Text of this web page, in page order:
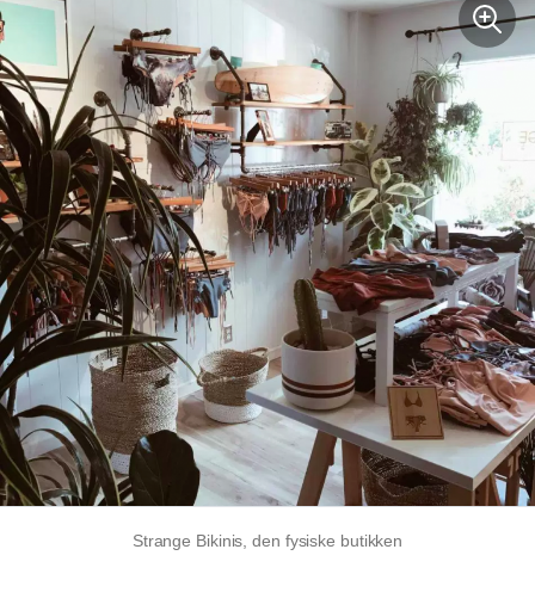
Strange Bikinis, den fysiske butikken